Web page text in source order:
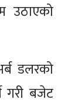
उठाएको
डलरको
गरी बजेट